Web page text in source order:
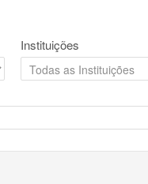
Instituições